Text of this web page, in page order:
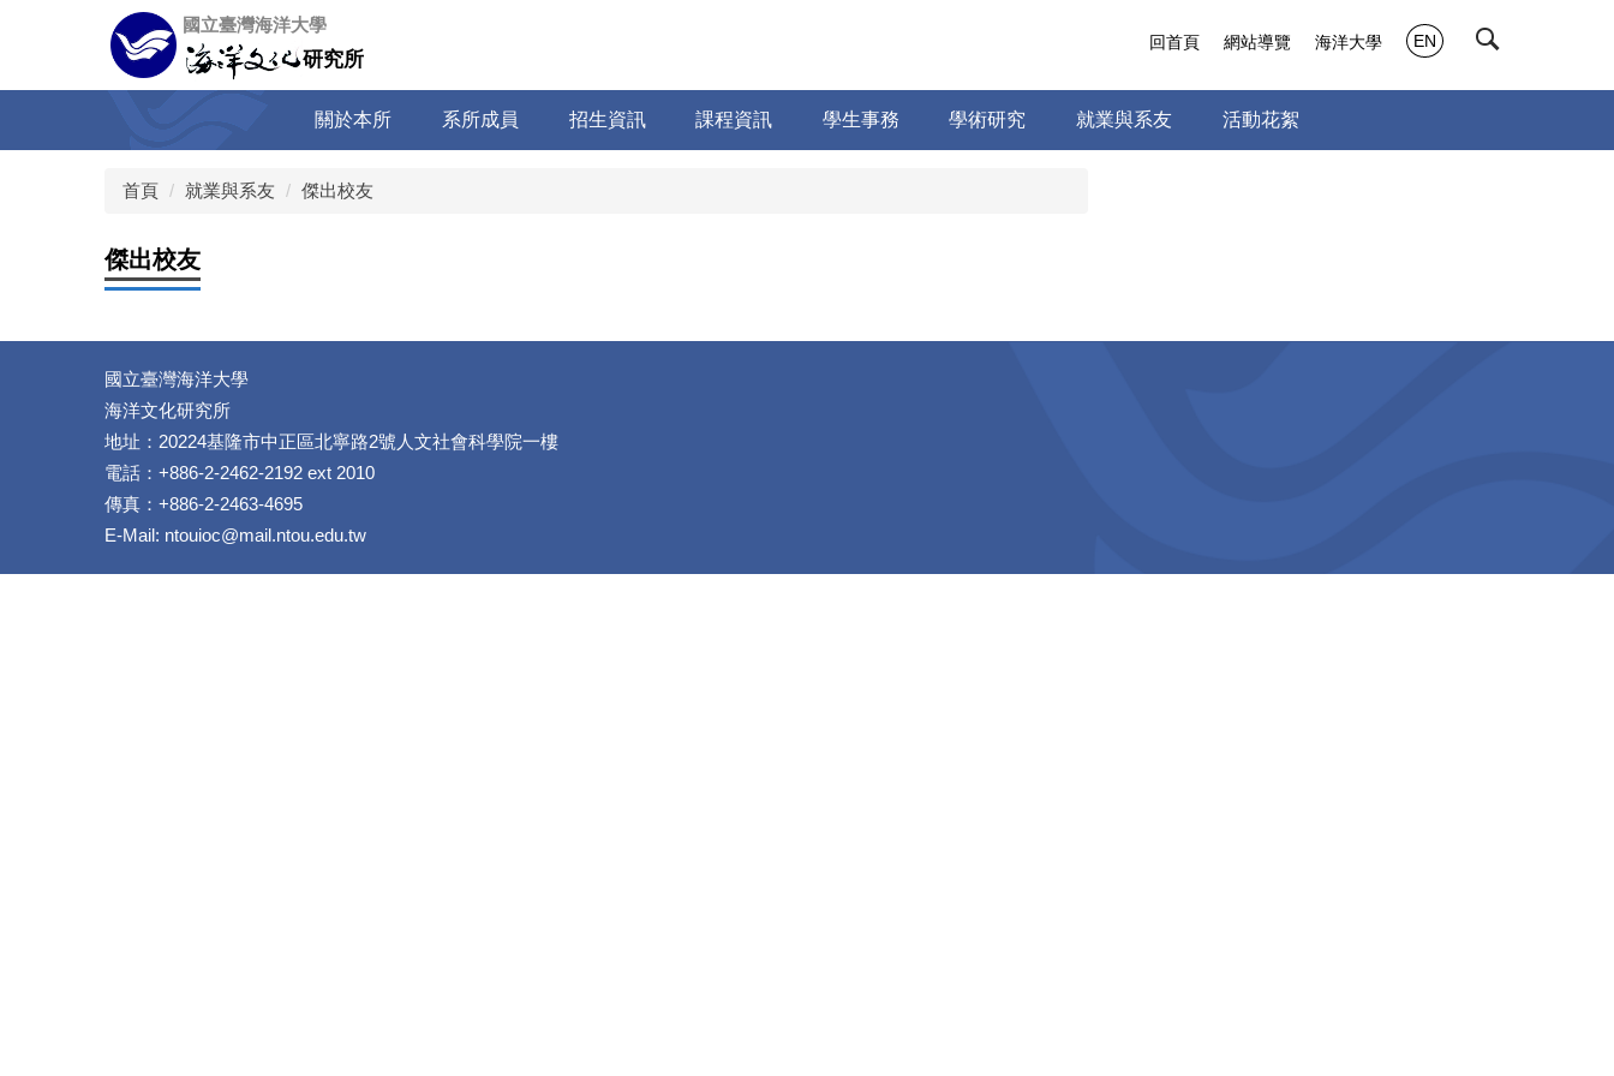
要
容
國立臺灣海洋大學
研究所
關於本所 系所成員 招生資訊 課程資訊 學生事務 學術研究 就業與系友 活動花絮
回首頁 網站導覽 海洋大學 EN
首頁 就業與系友 傑出校友
傑出校友
國立臺灣海洋大學
海洋文化研究所
地址：20224基隆市中正區北寧路2號人文社會科學院一樓
電話：+886-2-2462-2192 ext 2010
傳真：+886-2-2463-4695
E-Mail: ntouioc@mail.ntou.edu.tw